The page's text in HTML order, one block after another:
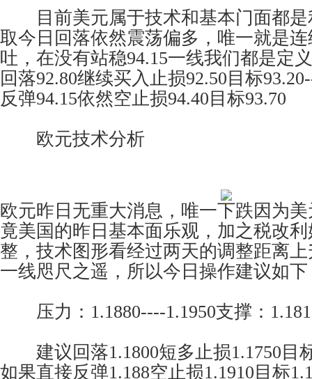
目前美元属于技术和基本门面都是
取今日回落依然震荡偏多，唯一就是
吐，在没有站稳94.15一线我们都是定
回落92.80继续买入止损92.50目标
反弹94.15依然空止损94.40目标93.70
欧元技术分析
欧元昨日无重大消息，唯一下跌因为
竟美国的昨日基本面乐观，加之税改
整，技术图形看经过两天的调整距离上
一线咫尺之遥，所以今日操作建议如下
压力：1.1880----1.1950支撑：
建议回落1.1800短多止损1.1750目
如果直接反弹1.188空止损1.1910目标